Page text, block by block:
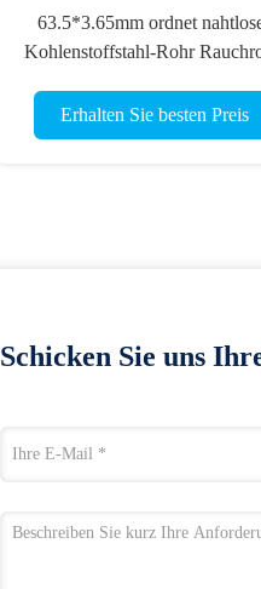
63.5*3.65mm ordnet
Kohlenstoffstahl-Rohr
195GH
Erhalten Sie besten Preis
Schicken Sie uns